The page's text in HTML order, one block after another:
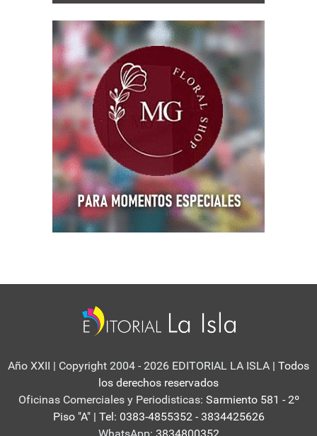
Año XXII | Copyright 2004 - 2026 EDITORIAL LA ISLA | Todos
los derechos reservados
Oficinas Comerciales y Periodisticas: Sarmiento 581 - 2º
Piso "A" | Tel: 0383-4855352 - 3834425626